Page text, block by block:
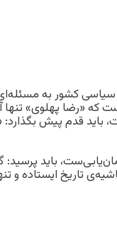
سیاسی کشور به
«رضا پهلوی» تنها
قدم پیش بگذارد:
باید پرسید:
تاریخ ایستاده و